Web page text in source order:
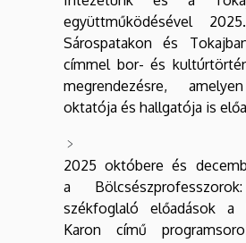
együttműködésével
Sárospatakon és
címmel bor- és
megrendezésre,
oktatója és hallgatója is
2025 októbere és
a
székfoglaló előadások a
Karon című